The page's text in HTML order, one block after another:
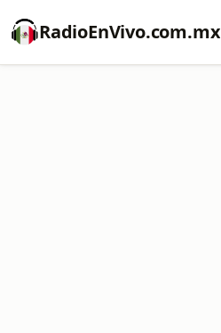
RadioEnVivo.com.mx